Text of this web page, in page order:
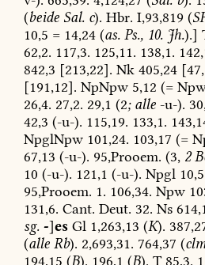
m.
m.
st. n.
(beideSal.c). Hbr. I,93,819 (
10,5 =14,24(as.Ps.,10.Jh.).]
62,2. 117,3. 125,11. 138,1.
842,3 [213,22]. Nk405,24
[191,12]. NpNpw5,12 (=
26,4. 27,2. 29,1 (2; alle-u-).
42,3 (-u-). 115,19. 133,1.
NpglNpw101,24. 103,17 (=
67,13 (-u-). 95,Prooem. (3, 2
10 (-u-). 121,1 (-u-). Npgl
95,Prooem. 1. 106,34. Npw
131,6. Cant. Deut. 32. Ns
sg. -]esGl1,263,13 (K).
(alle Rb). 2,693,31. 764,37 (
194,15 (B). 196,1 (B). T85,3.